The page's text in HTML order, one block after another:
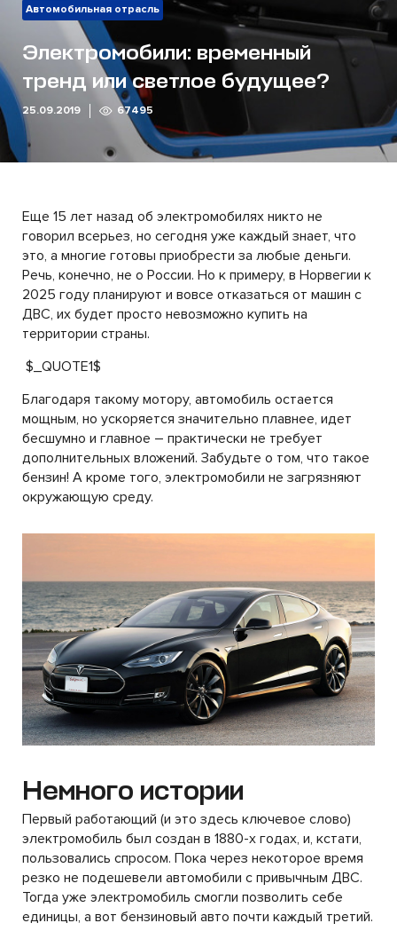
Автомобильная отрасль
Электромобили: временный
тренд или светлое будущее?
25.09.2019 67495
Еще 15 лет назад об электромобилях никто не
говорил всерьез, но сегодня уже каждый знает, что
это, а многие готовы приобрести за любые деньги.
Речь, конечно, не о России. Но к примеру, в Норвегии к
2025 году планируют и вовсе отказаться от машин с
ДВС, их будет просто невозможно купить на
территории страны.
$_QUOTE1$
Благодаря такому мотору, автомобиль остается
мощным, но ускоряется значительно плавнее, идет
бесшумно и главное – практически не требует
дополнительных вложений. Забудьте о том, что такое
бензин! А кроме того, электромобили не загрязняют
окружающую среду.
Немного истории
Первый работающий (и это здесь ключевое слово)
электромобиль был создан в 1880-х годах, и, кстати,
пользовались спросом. Пока через некоторое время
резко не подешевели автомобили с привычным ДВС.
Тогда уже электромобиль смогли позволить себе
единицы, а вот бензиновый авто почти каждый третий.